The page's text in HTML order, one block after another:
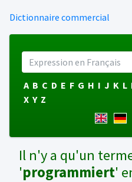
Dictionnaire commercial
A B C D E F G H I J K L
X Y Z
Il n'y a qu'un
'programmiert'